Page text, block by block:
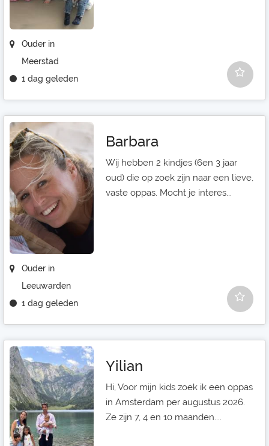
Ouder in
Meerstad
1 dag geleden
Ouder in
Leeuwarden
1 dag geleden
Barbara
Wij hebben 2 kindjes (6en 3 jaar
oud) die op zoek zijn naar een lieve,
vaste oppas. Mocht je interes...
Yilian
Hi, Voor mijn kids zoek ik een oppas
in Amsterdam per augustus 2026.
Ze zijn 7, 4 en 10 maanden....